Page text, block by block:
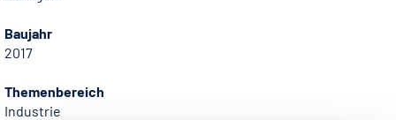
Baujahr
2017
Themenbereich
Industrie